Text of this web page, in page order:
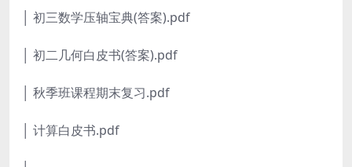
│ 初三数学压轴宝典(答案).pdf
│ 初二几何白皮书(答案).pdf
│ 秋季班课程期末复习.pdf
│ 计算白皮书.pdf